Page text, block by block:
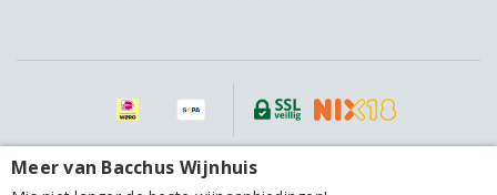
Tenuta Olim Bauda Moscato d'Asti Centive 2025
Alle prijzen zijn inclusief BTW, exclusief eventuele verzendkosten.
Meer van Bacchus Wijnhuis